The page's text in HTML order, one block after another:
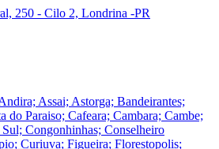
250 - Cilo 2, Londrina -PR
Assai; Astorga; Bandeirantes;
do Paraiso; Cafeara; Cambara; Cambe;
Congonhinhas; Conselheiro
Curiuva; Figueira; Florestopolis;